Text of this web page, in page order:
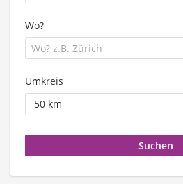
Wo?
Umkreis